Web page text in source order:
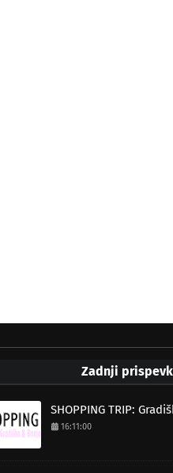
Zadnji
SHOPPING TRIP:
16:11:00